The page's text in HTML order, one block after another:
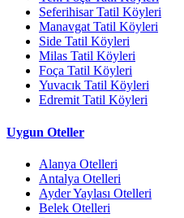
Seferihisar Tatil Köyleri
Manavgat Tatil Köyleri
Side Tatil Köyleri
Milas Tatil Köyleri
Foça Tatil Köyleri
Yuvacık Tatil Köyleri
Edremit Tatil Köyleri
Uygun Oteller
Alanya Otelleri
Antalya Otelleri
Ayder Yaylası Otelleri
Belek Otelleri